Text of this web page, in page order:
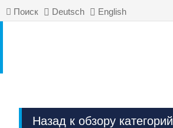
Поиск Deutsch English
Назад к обзору категорий